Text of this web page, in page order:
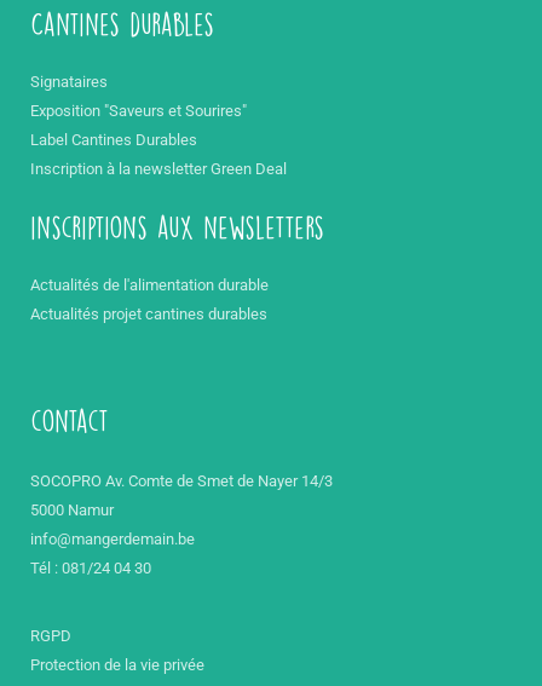
Cantines durables
Signataires
Exposition "Saveurs et Sourires"
Label Cantines Durables
Inscription à la newsletter Green Deal
inscriptions aux newsletters
Actualités de l'alimentation durable
Actualités projet cantines durables
contact
SOCOPRO Av. Comte de Smet de Nayer 14/3
5000 Namur
info@mangerdemain.be
Tél : 081/24 04 30
RGPD
Protection de la vie privée